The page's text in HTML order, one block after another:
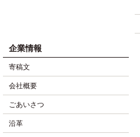
企業情報
寄稿文
会社概要
ごあいさつ
沿革